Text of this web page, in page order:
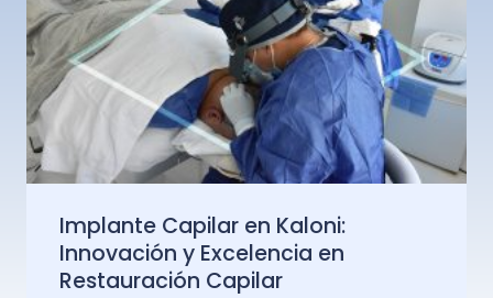
Implante Capilar en Kaloni:
Innovación y Excelencia en
Restauración Capilar